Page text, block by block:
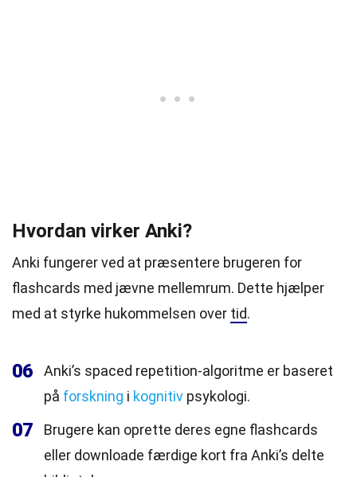
Hvordan virker Anki?
Anki fungerer ved at præsentere brugeren for
flashcards med jævne mellemrum. Dette hjælper
med at styrke hukommelsen over tid.
06
Anki’s spaced repetition-algoritme er baseret
på forskning i kognitiv psykologi.
07
Brugere kan oprette deres egne flashcards
eller downloade færdige kort fra Anki’s delte